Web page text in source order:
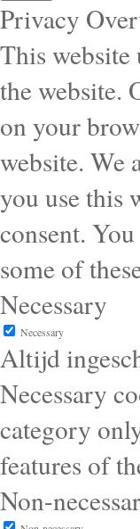
Privacy
This
the website.
on your
website. We
you use this
consent.
some of
Necessary
Necessary
Altijd
Necessary
category
features of
Non-